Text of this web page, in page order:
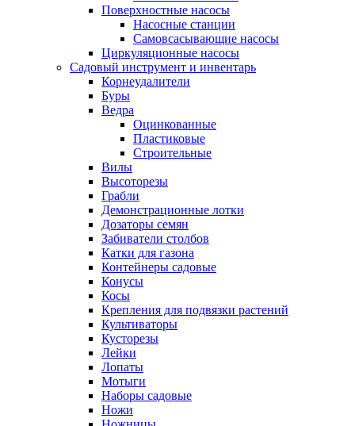
Поверхностные насосы
Насосные станции
Самовсасывающие насосы
Циркуляционные насосы
Садовый инструмент и инвентарь
Корнеудалители
Буры
Ведра
Оцинкованные
Пластиковые
Строительные
Вилы
Высоторезы
Грабли
Демонстрационные лотки
Дозаторы семян
Забиватели столбов
Катки для газона
Контейнеры садовые
Конусы
Косы
Крепления для подвязки растений
Культиваторы
Кусторезы
Лейки
Лопаты
Мотыги
Наборы садовые
Ножи